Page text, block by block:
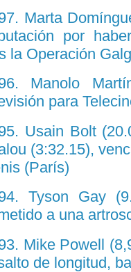
Marta
por
la Operación
Manolo
para
Usain Bolt
(3:32.15),
(París)
Tyson Gay
a una
Mike Powell
de longitud,